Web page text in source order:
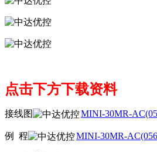
点击下方下载资料
接线图 MINI-30MR-
例 程 MINI-30MR-